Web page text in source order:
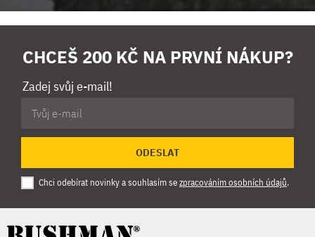
CHCEŠ 200 KČ NA PRVNÍ NÁKUP?
Zadej svůj e-mail!
ODESLAT
Chci odebírat novinky a souhlasím sezpracováním osobních údajů.